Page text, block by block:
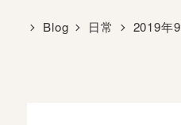
Blog 日常 2019年